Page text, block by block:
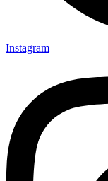
Instagram